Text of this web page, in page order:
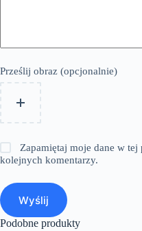
Prześlij obraz (opcjonalnie)
Zapamiętaj moje dane w tej
kolejnych komentarzy.
Wyślij
Podobne produkty